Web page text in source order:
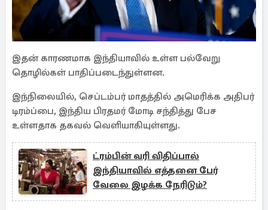
இதன் காரணமாக இந்தியாவில் உள்ள பல்வேறு
தொழில்கள் பாதிப்படைந்துள்ளன.
இந்நிலையில், செப்டம்பர் மாதத்தில் அமெரிக்க அதிபர்
டிரம்ப்பை, இந்திய பிரதமர் மோடி சந்தித்து பேச
உள்ளதாக தகவல் வெளியாகியுள்ளது.
ட்ரம்பின் வரி விதிப்பால்
இந்தியாவில் எத்தனை பேர்
வேலை இழக்க நேரிடும்?